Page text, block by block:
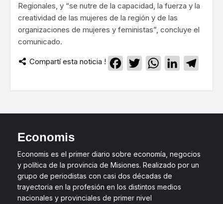
Regionales, y “se nutre de la capacidad, la fuerza y la
creatividad de las mujeres de la región y de las
organizaciones de mujeres y feministas”, concluye el
comunicado.
Compartí esta noticia ! Facebook
TwitterWhatsApp
LinkedIn
Economis
Economis es el primer diario sobre economía, negocios
y política de la provincia de Misiones. Realizado por un
grupo de periodistas con casi dos décadas de
trayectoria en la profesión en los distintos medios
nacionales y provinciales de primer nivel